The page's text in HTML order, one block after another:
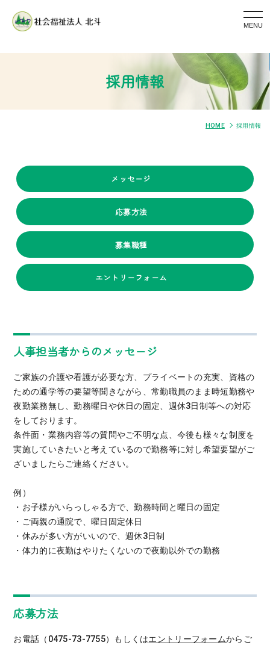
採用情報
HOME 採用情報
メッセージ
応募方法
募集職種
エントリーフォーム
人事担当者からのメッセージ
ご家族の介護や看護が必要な方、プライベートの充実、資格の
ための通学等の要望等聞きながら、常勤職員のまま時短勤務や
夜勤業務無し、勤務曜日や休日の固定、週休3日制等への対応
をしております。
条件面・業務内容等の質問やご不明な点、今後も様々な制度を
実施していきたいと考えているので勤務等に対し希望要望がご
ざいましたらご連絡ください。
例）
・お子様がいらっしゃる方で、勤務時間と曜日の固定
・ご両親の通院で、曜日固定休日
・休みが多い方がいいので、週休3日制
・体力的に夜勤はやりたくないので夜勤以外での勤務
応募方法
お電話（0475-73-7755）もしくはエントリーフォームからご